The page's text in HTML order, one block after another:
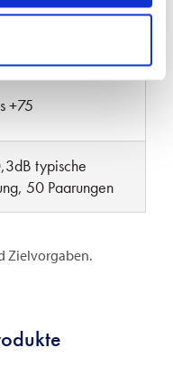
+75
typische
50 Paarungen
Zielvorgaben.